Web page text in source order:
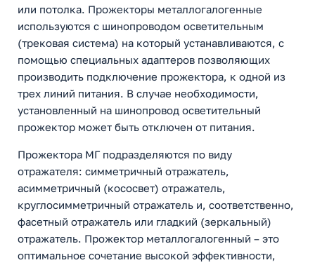
или потолка. Прожекторы металлогалогенные
используются с шинопроводом осветительным
(трековая система) на который устанавливаются, с
помощью специальных адаптеров позволяющих
производить подключение прожектора, к одной из
трех линий питания. В случае необходимости,
установленный на шинопровод осветительный
прожектор может быть отключен от питания.
Прожектора МГ подразделяются по виду
отражателя: симметричный отражатель,
асимметричный (кососвет) отражатель,
круглосимметричный отражатель и, соответственно,
фасетный отражатель или гладкий (зеркальный)
отражатель. Прожектор металлогалогенный – это
оптимальное сочетание высокой эффективности,